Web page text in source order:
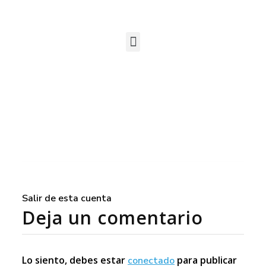
Salir de esta cuenta
Deja un comentario
Lo siento, debes estar conectado para publicar